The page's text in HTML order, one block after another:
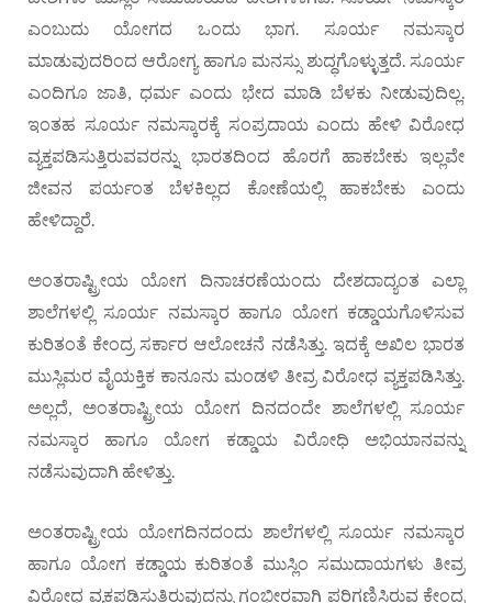
ಎಂಬುದು ಯೋಗದ ಒಂದು ಭಾಗ. ಸೂರ್ಯ ನಮಸ್ಕಾರ
ಮಾಡುವುದರಿಂದ ಆರೋಗ್ಯ ಹಾಗೂ ಮನಸ್ಸು ಶುದ್ಧಗೊಳ್ಳುತ್ತದೆ. ಸೂರ್ಯ
ಎಂದಿಗೂ ಜಾತಿ, ಧರ್ಮ ಎಂದು ಭೇದ ಮಾಡಿ ಬೆಳಕು ನೀಡುವುದಿಲ್ಲ.
ಇಂತಹ ಸೂರ್ಯ ನಮಸ್ಕಾರಕ್ಕೆ ಸಂಪ್ರದಾಯ ಎಂದು ಹೇಳಿ ವಿರೋಧ
ವ್ಯಕ್ತಪಡಿಸುತ್ತಿರುವವರನ್ನು ಭಾರತದಿಂದ ಹೊರಗೆ ಹಾಕಬೇಕು ಇಲ್ಲವೇ
ಜೀವನ ಪರ್ಯಂತ ಬೆಳಕಿಲ್ಲದ ಕೋಣೆಯಲ್ಲಿ ಹಾಕಬೇಕು ಎಂದು
ಹೇಳಿದ್ದಾರೆ.
ಅಂತರಾಷ್ಟ್ರೀಯ ಯೋಗ ದಿನಾಚರಣೆಯಂದು ದೇಶದಾದ್ಯಂತ ಎಲ್ಲಾ
ಶಾಲೆಗಳಲ್ಲಿ ಸೂರ್ಯ ನಮಸ್ಕಾರ ಹಾಗೂ ಯೋಗ ಕಡ್ಡಾಯಗೊಳಿಸುವ
ಕುರಿತಂತೆ ಕೇಂದ್ರ ಸರ್ಕಾರ ಆಲೋಚನೆ ನಡೆಸಿತ್ತು. ಇದಕ್ಕೆ ಅಖಿಲ ಭಾರತ
ಮುಸ್ಲಿಮರ ವೈಯಕ್ತಿಕ ಕಾನೂನು ಮಂಡಳಿ ತೀವ್ರ ವಿರೋಧ ವ್ಯಕ್ತಪಡಿಸಿತ್ತು.
ಅಲ್ಲದೆ, ಅಂತರಾಷ್ಟ್ರೀಯ ಯೋಗ ದಿನದಂದೇ ಶಾಲೆಗಳಲ್ಲಿ ಸೂರ್ಯ
ನಮಸ್ಕಾರ ಹಾಗೂ ಯೋಗ ಕಡ್ಡಾಯ ವಿರೋಧಿ ಅಭಿಯಾನವನ್ನು
ನಡೆಸುವುದಾಗಿ ಹೇಳಿತ್ತು.
ಅಂತರಾಷ್ಟ್ರೀಯ ಯೋಗದಿನದಂದು ಶಾಲೆಗಳಲ್ಲಿ ಸೂರ್ಯ ನಮಸ್ಕಾರ
ಹಾಗೂ ಯೋಗ ಕಡ್ಡಾಯ ಕುರಿತಂತೆ ಮುಸ್ಲಿಂ ಸಮುದಾಯಗಳು ತೀವ್ರ
ವಿರೋಧ ವ್ಯಕ್ತಪಡಿಸುತ್ತಿರುವುದನ್ನು ಗಂಭೀರವಾಗಿ ಪರಿಗಣಿಸಿರುವ ಕೇಂದ್ರ